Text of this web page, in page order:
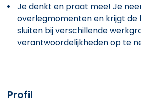
Je denkt en praat mee! Je
overlegmomenten en krijgt de
sluiten bij verschillende
verantwoordelijkheden op te
Profil